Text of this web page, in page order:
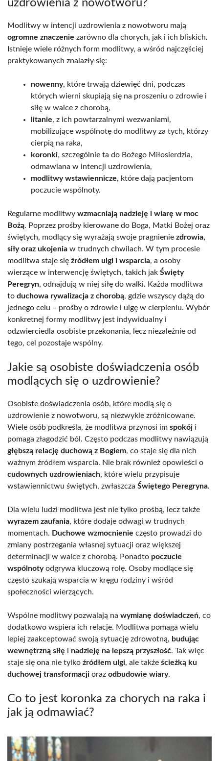
uzdrowienia z nowotworu?
Modlitwy w intencji uzdrowienia z nowotworu mają
ogromne znaczenie zarówno dla chorych, jak i ich bliskich.
Istnieje wiele różnych form modlitwy, a wśród najczęściej
praktykowanych znalazły się:
nowenny, które trwają dziewięć dni, podczas
których wierni skupiają się na proszeniu o zdrowie i
siłę w walce z chorobą,
litanie, z ich powtarzalnymi wezwaniami,
mobilizujące wspólnotę do modlitwy za tych, którzy
cierpią na raka,
koronki, szczególnie ta do Bożego Miłosierdzia,
odmawiana w intencji uzdrowienia,
modlitwy wstawiennicze, które dają pacjentom
poczucie wspólnoty.
Regularne modlitwy wzmacniają nadzieję i wiarę w moc
Bożą. Poprzez prośby kierowane do Boga, Matki Bożej oraz
świętych, modlący się wyrażają swoje pragnienie zdrowia,
siły oraz ukojenia w trudnych chwilach. W tym procesie
modlitwa staje się źródłem ulgi i wsparcia, a osoby
wierzące w interwencję świętych, takich jak Święty
Peregryn, odnajdują w niej siłę do walki. Każda modlitwa
to duchowa rywalizacja z chorobą, gdzie wszyscy dążą do
jednego celu – prośby o zdrowie i ulgę w cierpieniu. Wybór
konkretnej formy modlitwy jest indywidualny i
odzwierciedla osobiste przekonania, lecz niezależnie od
tego, cel pozostaje wspólny.
Jakie są osobiste doświadczenia osób
modlących się o uzdrowienie?
Osobiste doświadczenia osób, które modlą się o
uzdrowienie z nowotworu, są niezwykle zróżnicowane.
Wiele osób podkreśla, że modlitwa przynosi im spokój i
pomaga złagodzić ból. Często podczas modlitwy nawiązują
głębszą relację duchową z Bogiem, co staje się dla nich
ważnym źródłem wsparcia. Nie brak również opowieści o
cudownych uzdrowieniach, które wielu przypisuje
wstawiennictwu świętych, zwłaszcza Świętego Peregryna.
Dla wielu ludzi modlitwa jest nie tylko prośbą, lecz także
wyrazem zaufania, które dodaje odwagi w trudnych
momentach. Duchowe wzmocnienie często prowadzi do
zmiany postrzegania własnej sytuacji oraz większej
determinacji w walce z chorobą. Ponadto poczucie
wspólnotyodgrywa kluczową rolę. Osoby modlące się
często szukają wsparcia w kręgu rodziny i wśród
społeczności wierzących.
Wspólne modlitwy pozwalają na wymianę doświadczeń, co
dodatkowo wspiera ich relacje. Modlitwa pomaga wielu
lepiej zaakceptować swoją sytuację zdrowotną, budując
wewnętrzną siłę i nadzieję na lepszą przyszłość. Tak więc
staje się ona nie tylko źródłem ulgi, ale także ścieżką ku
duchowej transformacji oraz odbudowie wiary.
Co to jest koronka za chorych na raka i
jak ją odmawiać?